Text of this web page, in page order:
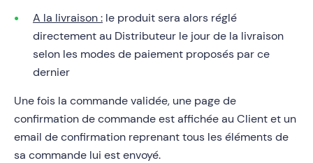
A la livraison : le produit sera alors réglé
directement au Distributeur le jour de la livraison
selon les modes de paiement proposés par ce
dernier
Une fois la commande validée, une page de
confirmation de commande est affichée au Client et un
email de confirmation reprenant tous les éléments de
sa commande lui est envoyé.